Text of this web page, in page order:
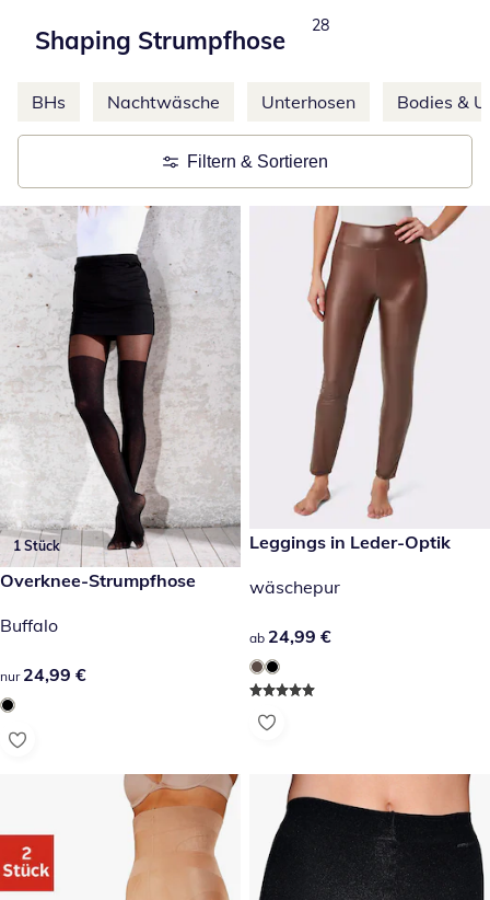
Shaping Strumpfhose
Produkte
28
Weitere Kategorien überspringen
BHs Nachtwäsche Unterhosen Bodies &
Filtern & Sortieren
1 Stück
24,99 €
Overknee-Strumpfhose
Buffalo
24,99 €
nur 24,99 €
24,99 €
Leggings in Leder-Optik
wäschepur
24,99 €
ab 24,99 €